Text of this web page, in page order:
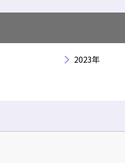
2023年